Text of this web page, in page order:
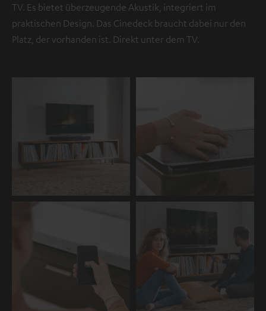
TV. Es bietet überzeugende Akustik, integriert im
praktischen Design. Das Cinedeck braucht dabei nur den
Platz, der vorhanden ist. Direkt unter dem TV.